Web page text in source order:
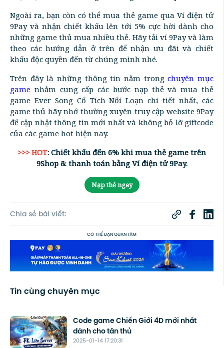
Ngoài ra, bạn còn có thể mua thẻ game qua Ví điện tử
9Pay và nhận chiết khấu lên tới 5% cực hời dành cho
những game thủ mua nhiều thẻ. Hãy tải ví 9Pay và làm
theo các hướng dẫn ở trên để nhận ưu đãi và chiết
khấu độc quyền đến từ chúng mình nhé.
Trên đây là những thông tin nằm trongchuyên mục
game nhằm cung cấp các bước nạp thẻ và mua thẻ
game Ever Song Cổ Tích Nổi Loạn chi tiết nhất, các
game thủ hãy nhớ thường xuyên truy cập website 9Pay
để cập nhật thông tin mới nhất và không bỏ lỡ giftcode
của các game hot hiện nay.
>>> HOT: Chiết khấu đến 6% khi mua thẻ game trên
9Shop & thanh toán bằng Ví điện tử 9Pay.
Nạp thẻ ngay
Chia sẻ bài viết:
CÓ THỂ BẠN QUAN TÂM
Tin cùng chuyên mục
2025-01-14 17:20:31
Code game Chiến Giới 4D mới nhất
dành cho tân thủ